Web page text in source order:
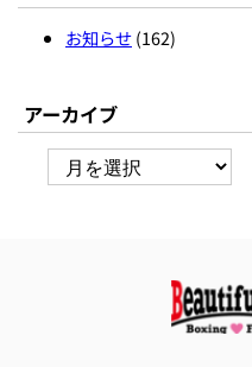
お知らせ(162)
アーカイブ
ー